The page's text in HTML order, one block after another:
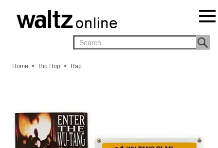
Home > Hip Hop > Rap